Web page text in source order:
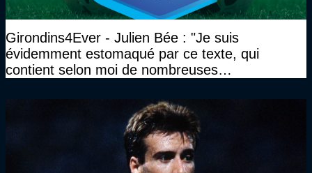
Girondins4Ever - Julien Bée : "Je suis
évidemment estomaqué par ce texte, qui
contient selon moi de nombreuses
plan juridique"